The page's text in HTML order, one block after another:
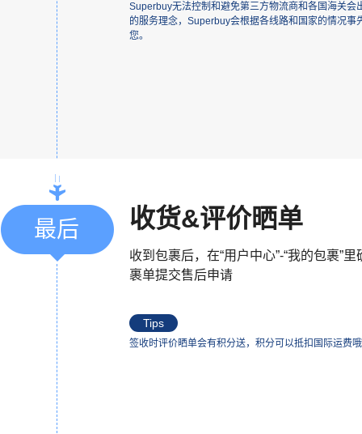
Superbuy无法控制和避免第三方物流商和各国海关
的服务理念，Superbuy会根据各线路和国家的情况
您。
收货&评价晒单
收到包裹后，在“用户中心”-“我的包裹”
裹单提交售后申请
最后
Tips
签收时评价晒单会有积分送，积分可以抵扣国际运费